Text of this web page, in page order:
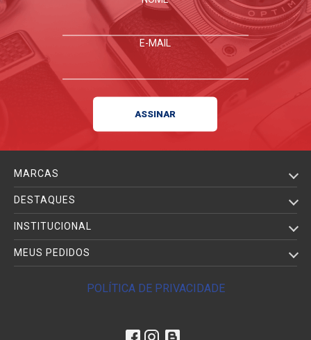
E-MAIL
MARCAS
DESTAQUES
INSTITUCIONAL
MEUS PEDIDOS
POLÍTICA DE PRIVACIDADE